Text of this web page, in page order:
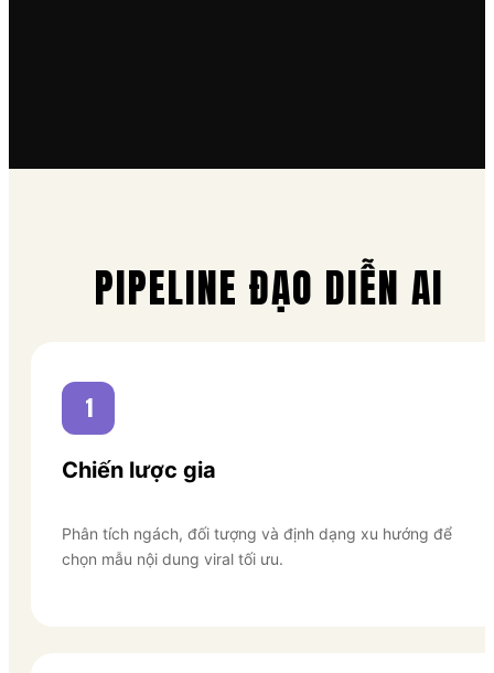
PIPELINE ĐẠO DIỄN AI
1
Chiến lược gia
Phân tích ngách, đối tượng và định dạng xu hướng để
chọn mẫu nội dung viral tối ưu.